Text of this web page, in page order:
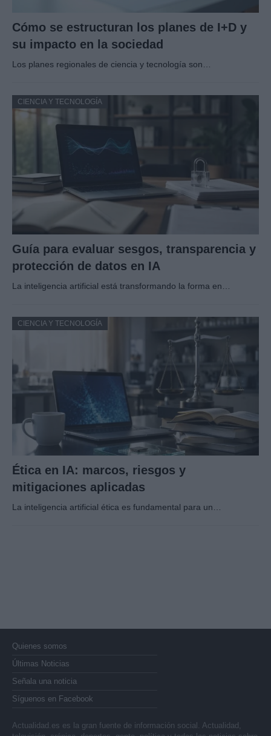
Cómo se estructuran los planes de I+D y
su impacto en la sociedad
Los planes regionales de ciencia y tecnología son…
CIENCIA Y TECNOLOGÍA
Guía para evaluar sesgos, transparencia y
protección de datos en IA
La inteligencia artificial está transformando la forma en…
CIENCIA Y TECNOLOGÍA
Ética en IA: marcos, riesgos y
mitigaciones aplicadas
La inteligencia artificial ética es fundamental para un…
Quienes somos
Últimas Noticias
Señala una noticia
Síguenos en Facebook
Actualidad.es es la gran fuente de información social. Actualidad,